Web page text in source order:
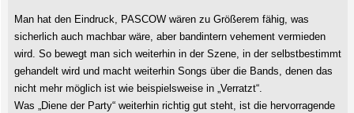
Man hat den Eindruck, PASCOW wären zu Größerem fähig, was
sicherlich auch machbar wäre, aber bandintern vehement vermieden
wird. So bewegt man sich weiterhin in der Szene, in der selbstbestimmt
gehandelt wird und macht weiterhin Songs über die Bands, denen das
nicht mehr möglich ist wie beispielsweise in „Verratzt“.
Was „Diene der Party“ weiterhin richtig gut steht, ist die hervorragende